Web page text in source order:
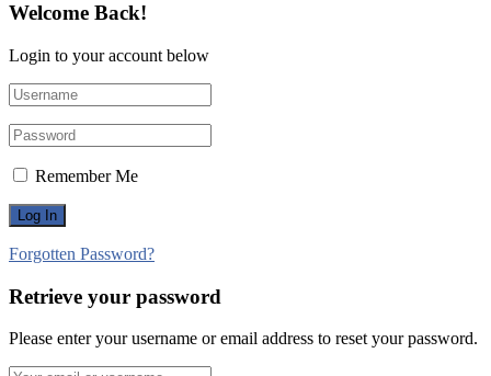
Welcome Back!
Login to your account below
Remember Me
Forgotten Password?
Retrieve your password
Please enter your username or email address to reset your password.